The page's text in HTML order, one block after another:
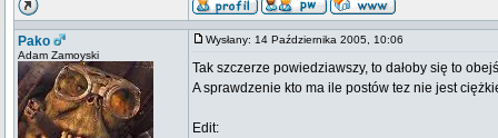
Pako
Adam Zamoyski
Wysłany: 14 Października 2005, 10:06
Tak szczerze powiedziawszy, to dałoby się to
A sprawdzenie kto ma ile postów tez nie jest
Edit: